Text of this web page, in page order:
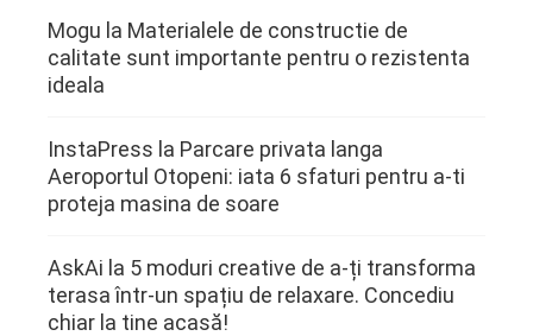
Mogu la Materialele de constructie de
calitate sunt importante pentru o rezistenta
ideala
InstaPress la Parcare privata langa
Aeroportul Otopeni: iata 6 sfaturi pentru a-ti
proteja masina de soare
AskAi la 5 moduri creative de a-ți transforma
terasa într-un spațiu de relaxare. Concediu
chiar la tine acasă!